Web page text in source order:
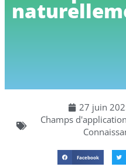
27 juin
Champs d'application
Facebook